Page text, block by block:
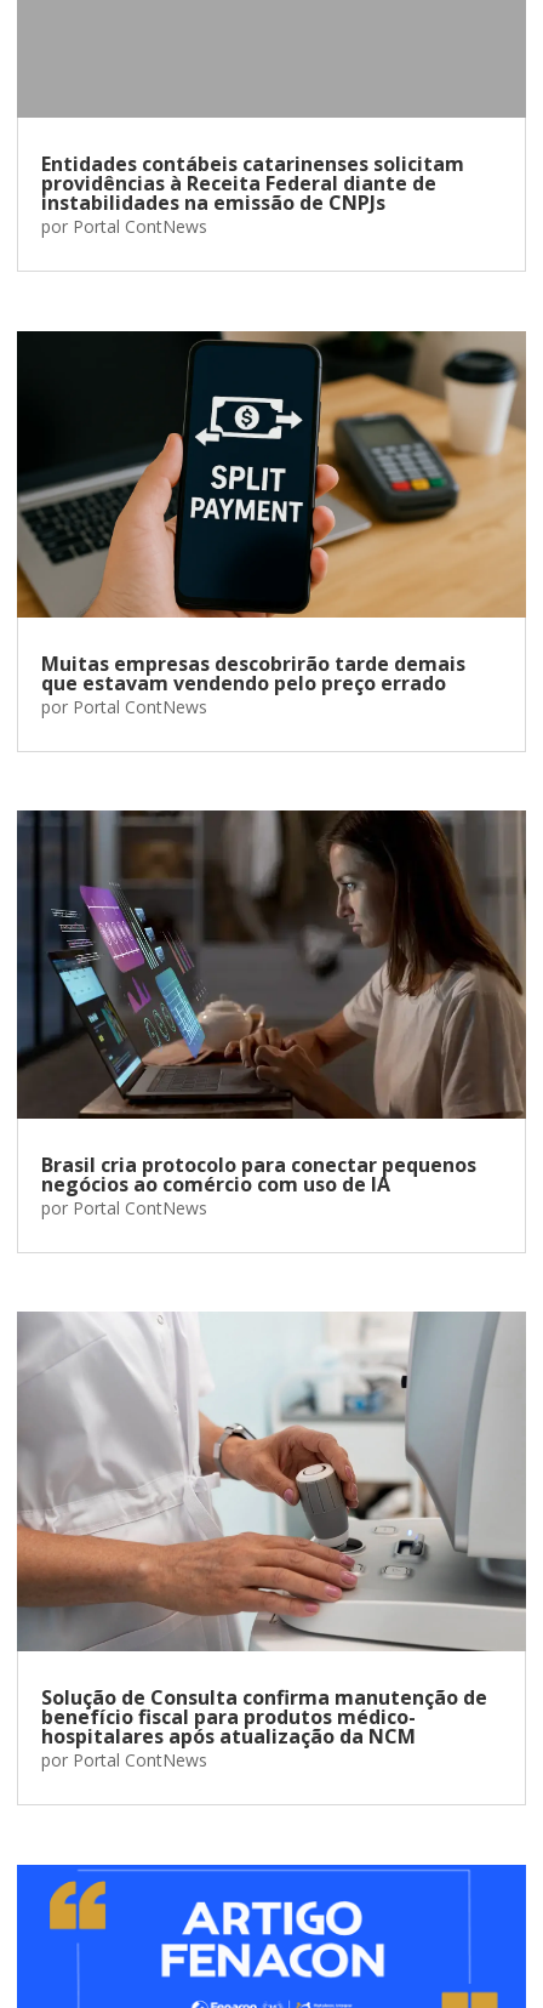
Entidades contábeis catarinenses solicitam
providências à Receita Federal diante de
instabilidades na emissão de CNPJs
por Portal ContNews
Muitas empresas descobrirão tarde demais
que estavam vendendo pelo preço errado
por Portal ContNews
Brasil cria protocolo para conectar pequenos
negócios ao comércio com uso de IA
por Portal ContNews
Solução de Consulta confirma manutenção de
benefício fiscal para produtos médico-
hospitalares após atualização da NCM
por Portal ContNews